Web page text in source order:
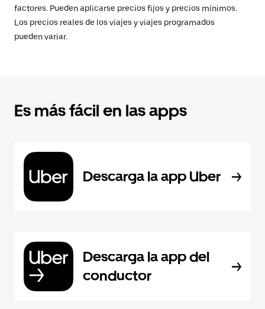
factores. Pueden aplicarse precios fijos y precios mínimos.
Los precios reales de los viajes y viajes programados
pueden variar.
Es más fácil en las apps
Descarga la app Uber
Descarga la app del
conductor